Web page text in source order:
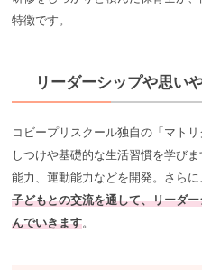
特徴です。
リーダーシップや思い
コビープリスクール独自の「マト
しつけや基礎的な生活習慣を学び
能力、運動能力などを開発。さら
子どもとの交流を通して、リーダ
んでいきます。